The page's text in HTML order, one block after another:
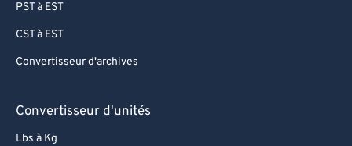
PST à EST
CST à EST
Convertisseur d'archives
Convertisseur d'unités
Lbs à Kg